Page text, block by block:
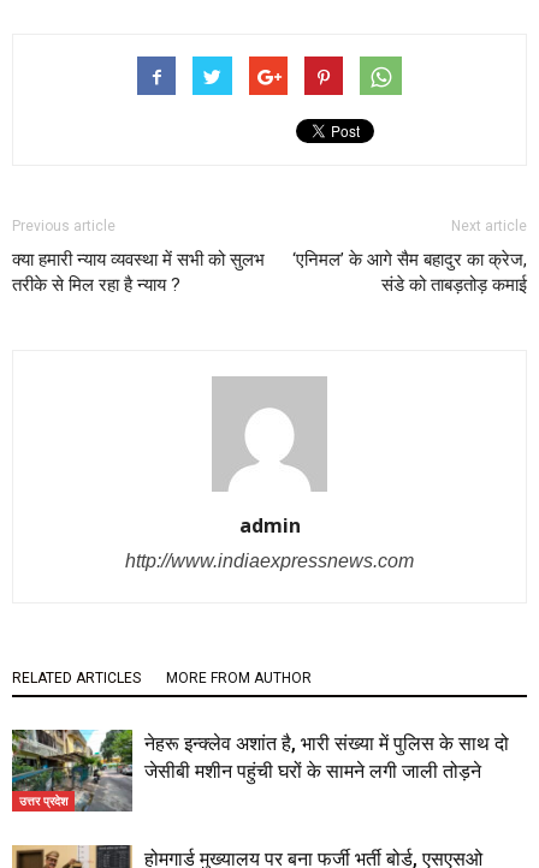
Previous article
क्या हमारी न्याय व्यवस्था में सभी को सुलभ
तरीके से मिल रहा है न्याय ?
Next article
‘एनिमल’ के आगे सैम बहादुर का क्रेज,
संडे को ताबड़तोड़ कमाई
admin
http://www.indiaexpressnews.com
RELATED ARTICLES MORE FROM AUTHOR
उत्तर प्रदेश
नेहरू इन्क्लेव अशांत है, भारी संख्या में पुलिस के साथ दो
जेसीबी मशीन पहुंची घरों के सामने लगी जाली तोड़ने
होमगार्ड मुख्यालय पर बना फर्जी भर्ती बोर्ड, एसएसओ